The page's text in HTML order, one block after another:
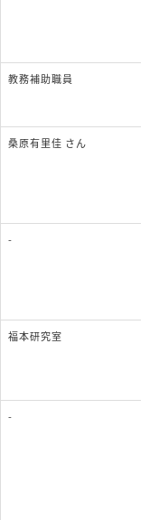
教務補助職員
桑原有里佳 さん
-
福本研究室
-